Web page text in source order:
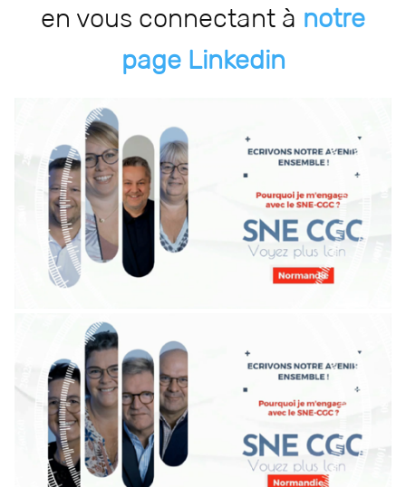
en vous connectant à notre
page Linkedin